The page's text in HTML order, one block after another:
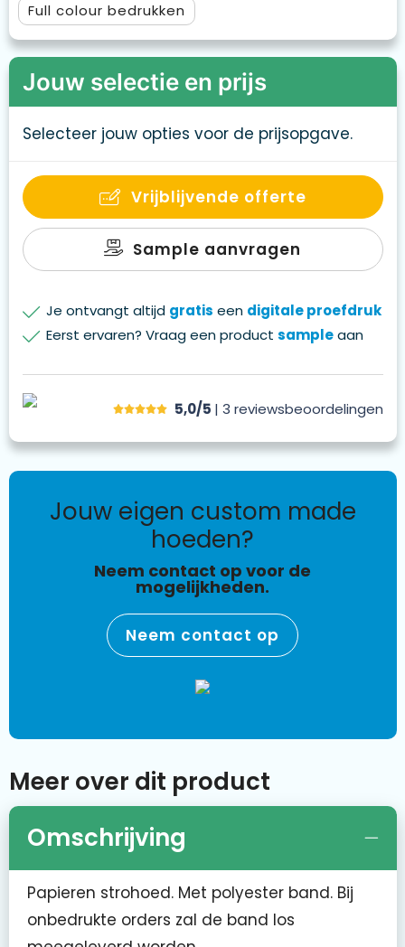
Full colour
Jouw selectie en prijs
Selecteer jouw opties voor de prijsopgave.
Vrijblijvende offerte
Sample aanvragen
Je ontvangt altijd gratis een digitale proefdruk
Eerst ervaren? Vraag een product sampleaan
5,0/5 | 3 reviewsbeoordelingen
jouw eigen custom made
hoeden?
Neem contact op voor de
mogelijkheden.
Neem contact op
Meer over dit product
Omschrijving
Papieren strohoed. Met polyester band. Bij
onbedrukte orders zal de band los